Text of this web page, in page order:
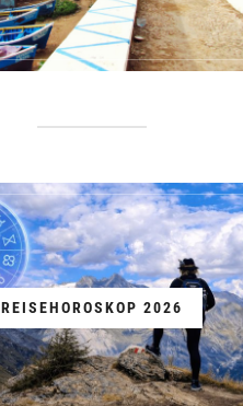
REISEHOROSKOP 2026